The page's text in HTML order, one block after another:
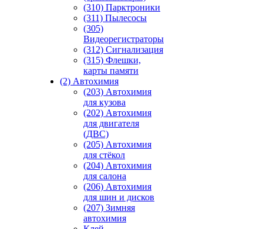
(310) Парктроники
(311) Пылесосы
(305)
Видеорегистраторы
(312) Сигнализация
(315) Флешки,
карты памяти
(2) Автохимия
(203) Автохимия
для кузова
(202) Автохимия
для двигателя
(ДВС)
(205) Автохимия
для стёкол
(204) Автохимия
для салона
(206) Автохимия
для шин и дисков
(207) Зимняя
автохимия